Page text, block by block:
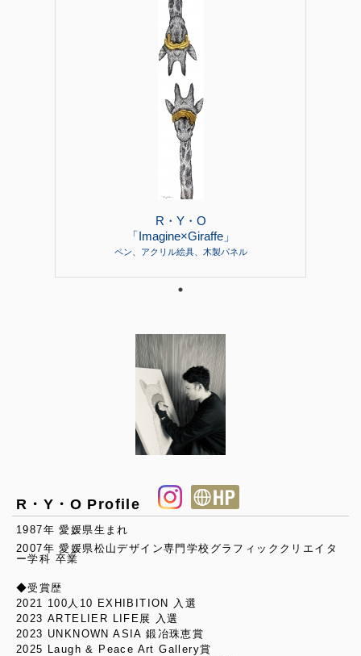
R・Y・O
「Imagine×Giraffe」
ペン、アクリル絵具、木製パネル
R・Y・O Profile
1987年 愛媛県生まれ
2007年 愛媛県松山デザイン専門学校グラフィッククリエイタ
ー学科 卒業
◆受賞歴
2021 100人10 EXHIBITION 入選
2023 ARTELIER LIFE展 入選
2023 UNKNOWN ASIA 鍛冶珠恵賞
2025 Laugh & Peace Art Gallery賞